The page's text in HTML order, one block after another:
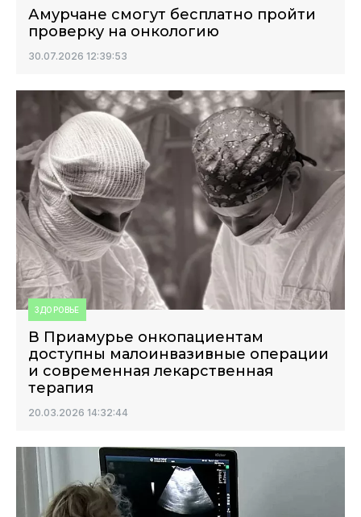
Амурчане смогут бесплатно пройти
проверку на онкологию
30.07.2026 12:39:53
ЗДОРОВЬЕ
В Приамурье онкопациентам
доступны малоинвазивные операции
и современная лекарственная
терапия
20.03.2026 14:32:44